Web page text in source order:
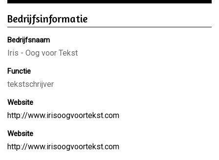
Bedrijfsinformatie
Bedrijfsnaam
Iris - Oog voor Tekst
Functie
tekstschrijver
Website
http://www.irisoogvoortekst.com
Website
http://www.irisoogvoortekst.com